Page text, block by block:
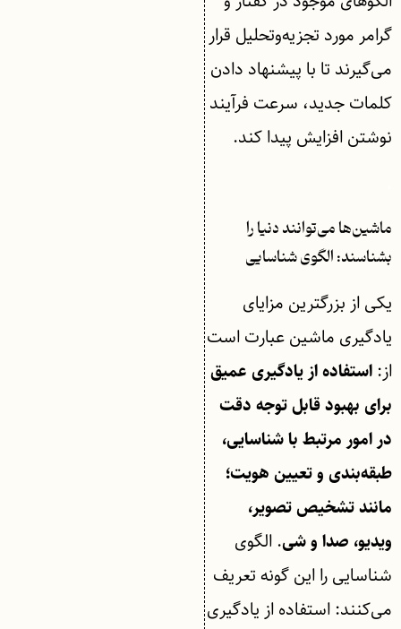
گرامر مورد تجزیه‌وتحلیل قرار
می‌گیرند تا با پیشنهاد دادن
کلمات جدید، سرعت فرآیند
نوشتن افزایش پیدا کند.
ماشین‌ها می‌توانند دنیا را
بشناسند: الگوی شناسایی
یکی از بزرگترین مزایای
یادگیری ماشین عبارت است
از: استفاده از یادگیری عمیق
برای بهبود قابل توجه دقت
در امور مرتبط با شناسایی،
طبقه‌بندی و تعیین هویت؛
مانند تشخیص تصویر،
ویدیو، صدا و شی. الگوی
شناسایی را این گونه تعریف
می‌کنند: استفاده از یادگیری